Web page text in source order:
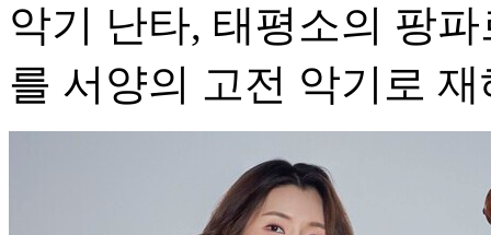
악기 난타, 태평소의 팡
를 서양의 고전 악기로